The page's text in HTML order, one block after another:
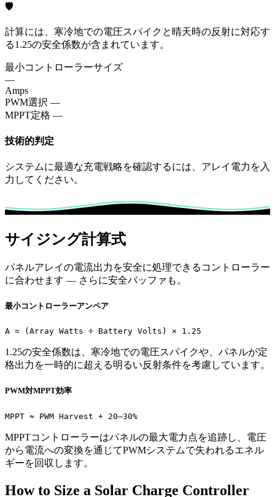
🛡️
計算には、寒冷地での電圧スパイクと晴天時の反射に対応す
る1.25の安全係数が含まれています。
最小コントローラーサイズ
—
Amps
PWM選択 —
MPPT定格 —
技術的判定
システムに最適な充電戦略を確認するには、アレイ電力を入
力してください。
サイジング計算式
パネルアレイの電流出力を安全に処理できるコントローラー
に合わせます — さらに安全バッファも。
最小コントローラーアンペア
A = (Array Watts ÷ Battery Volts) × 1.25
1.25の安全係数は、寒冷地での電圧スパイクや、パネルが定
格出力を一時的に超える明るい反射条件を考慮しています。
PWM対MPPT効率
MPPT ≈ PWM Harvest + 20–30%
MPPTコントローラーはパネルの最大電力点を追跡し、電圧
から電流への変換を通じてPWMシステムで失われるエネル
ギーを回収します。
How to Size a Solar Charge Controller